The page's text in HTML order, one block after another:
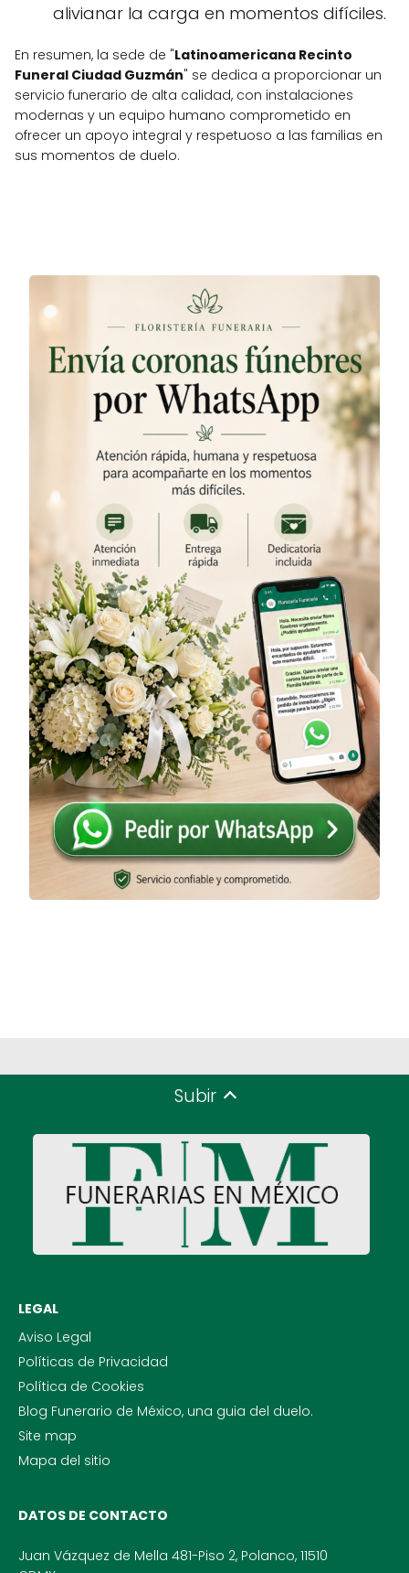
alivianar la carga en momentos difíciles.
En resumen, la sede de "Latinoamericana Recinto
Funeral Ciudad Guzmán" se dedica a proporcionar un
servicio funerario de alta calidad, con instalaciones
modernas y un equipo humano comprometido en
ofrecer un apoyo integral y respetuoso a las familias en
sus momentos de duelo.
Subir
LEGAL
Aviso Legal
Políticas de Privacidad
Política de Cookies
Blog Funerario de México, una guia del duelo.
Site map
Mapa del sitio
DATOS DE CONTACTO
Juan Vázquez de Mella 481-Piso 2, Polanco, 11510